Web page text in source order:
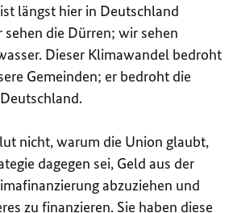
längst hier in Deutschland
die Dürren; wir sehen
Dieser Klimawandel bedroht
Gemeinden; er bedroht die
nicht, warum die Union glaubt,
dagegen sei, Geld aus der
abzuziehen und
zu finanzieren. Sie haben diese